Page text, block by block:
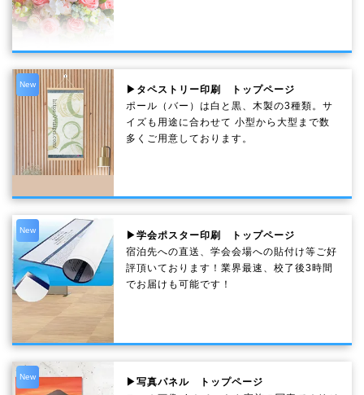
New
▶タペストリー印刷 トップページ
ポール（バー）は白と黒、木製の3種類。サ
イズも用途に合わせて 小型から大型まで数
多くご用意しております。
New
▶学会ポスター印刷 トップページ
宿泊先への直送、学会会場への貼付け等ご好
評頂いております！業界最速、校了後3時間
でお届けも可能です！
New
▶写真パネル トップページ